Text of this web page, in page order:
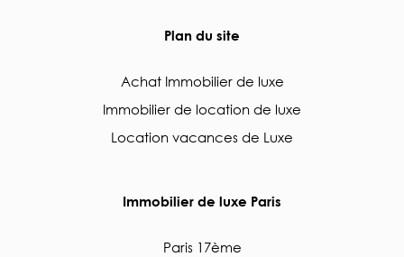
Plan du site
Achat Immobilier de luxe
Immobilier de location de luxe
Location vacances de Luxe
Immobilier de luxe Paris
Paris 17ème